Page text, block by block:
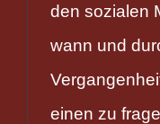
den sozialen
wann und
einen zu